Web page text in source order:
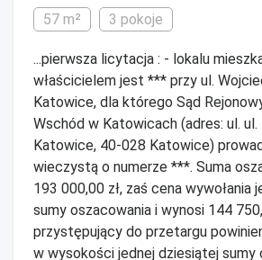
57 m²
3 pokoje
...pierwsza licytacja : - lokalu
właścicielem jest *** przy ul.
Katowice, dla którego Sąd
Wschód w Katowicach (adres: ul. ul.
Katowice, 40-028 Katowice)
wieczystą o numerze ***. Suma
193 000,00 zł, zaś cena wywołania
sumy oszacowania i wynosi 144
przystępujący do przetargu
w wysokości jednej dziesiątej sumy